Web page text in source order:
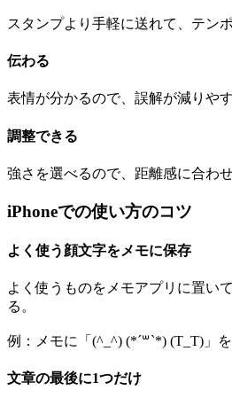
スタンプより手軽に送れて、テン
伝わる
表情が分かるので、誤解が減りやす
調整できる
強さを選べるので、距離感に合わせ
iPhoneでの使い方のコツ
よく使う顔文字をメモに保存
よく使うものをメモアプリに置い
る。
例：メモに「(^_^) (*´꒳`*) (T_T)」
文章の最後に1つだけ